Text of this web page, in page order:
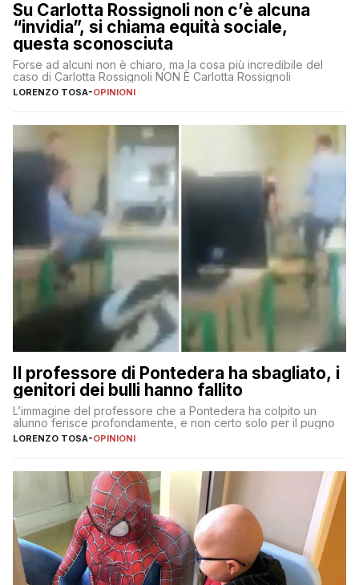
Su Carlotta Rossignoli non c’è alcuna
“invidia”, si chiama equità sociale,
questa sconosciuta
Forse ad alcuni non è chiaro, ma la cosa più incredibile del
caso di Carlotta Rossignoli NON È Carlotta Rossignoli
LORENZO TOSA-OPINIONI
Il professore di Pontedera ha sbagliato, i
genitori dei bulli hanno fallito
L’immagine del professore che a Pontedera ha colpito un
alunno ferisce profondamente, e non certo solo per il pugno
LORENZO TOSA-OPINIONI